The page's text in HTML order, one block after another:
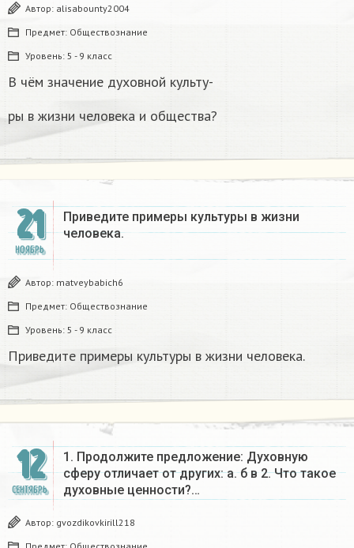
Автор: alisabounty2004
Предмет: Обществознание
Уровень: 5 - 9 класс
В чём значение духовной культу-
ры в жизни человека и общества?
21
НОЯБРЬ
Приведите примеры культуры в жизни
человека.
Автор: matveybabich6
Предмет: Обществознание
Уровень: 5 - 9 класс
Приведите примеры культуры в жизни человека.
12
СЕНТЯБРЬ
1. Продолжите предложение: Духовную
сферу отличает от других: а. б в 2. Что такое
духовные ценности?…
Автор: gvozdikovkirill218